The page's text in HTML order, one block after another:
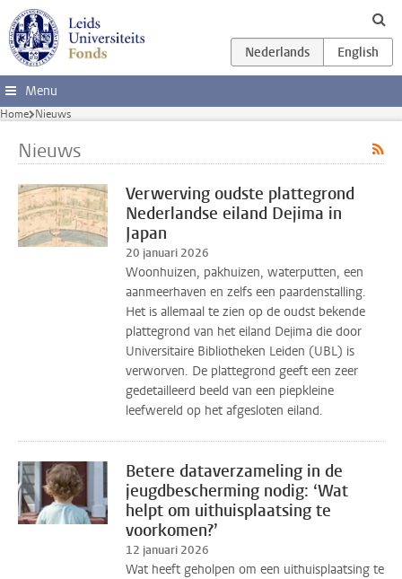
Ga direct naar de inhoud
Menu
Home Nieuws
Nieuws
Verwerving oudste plattegrond
Nederlandse eiland Dejima in
Japan
20 januari 2026
Woonhuizen, pakhuizen, waterputten, een
aanmeerhaven en zelfs een paardenstalling.
Het is allemaal te zien op de oudst bekende
plattegrond van het eiland Dejima die door
Universitaire Bibliotheken Leiden (UBL) is
verworven. De plattegrond geeft een zeer
gedetailleerd beeld van een piepkleine
leefwereld op het afgesloten eiland.
Betere dataverzameling in de
jeugdbescherming nodig: ‘Wat
helpt om uithuisplaatsing te
voorkomen?’
12 januari 2026
Wat heeft geholpen om een uithuisplaatsing te